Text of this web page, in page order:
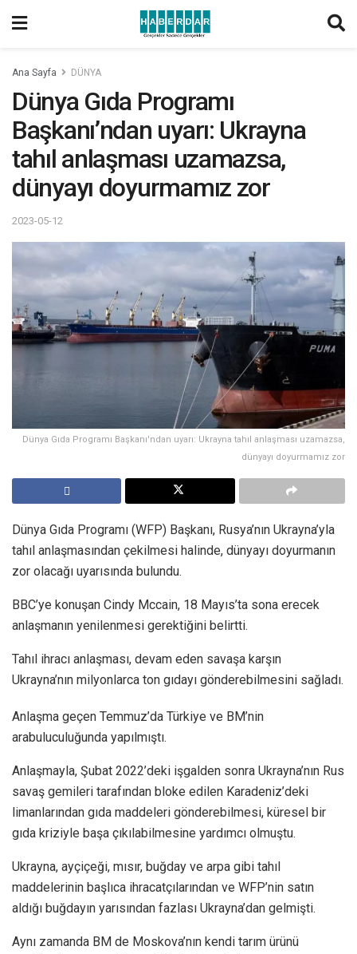
Ana Sayfa DÜNYA
Dünya Gıda Programı
Başkanı’ndan uyarı: Ukrayna
tahıl anlaşması uzamazsa,
dünyayı doyurmamız zor
2023-05-12
Dünya Gıda Programı Başkanı'ndan uyarı: Ukrayna tahıl anlaşması uzamazsa,
dünyayı doyurmamız zor
Dünya Gıda Programı (WFP) Başkanı, Rusya’nın Ukrayna’yla
tahıl anlaşmasından çekilmesi halinde, dünyayı doyurmanın
zor olacağı uyarısında bulundu.
BBC’ye konuşan Cindy Mccain, 18 Mayıs’ta sona erecek
anlaşmanın yenilenmesi gerektiğini belirtti.
Tahıl ihracı anlaşması, devam eden savaşa karşın
Ukrayna’nın milyonlarca ton gıdayı gönderebilmesini sağladı.
Anlaşma geçen Temmuz’da Türkiye ve BM’nin
arabuluculuğunda yapılmıştı.
Anlaşmayla, Şubat 2022’deki işgalden sonra Ukrayna’nın Rus
savaş gemileri tarafından bloke edilen Karadeniz’deki
limanlarından gıda maddeleri gönderebilmesi, küresel bir
gıda kriziyle başa çıkılabilmesine yardımcı olmuştu.
Ukrayna, ayçiçeği, mısır, buğday ve arpa gibi tahıl
maddelerinin başlıca ihracatçılarından ve WFP’nin satın
aldığı buğdayın yarısından fazlası Ukrayna’dan gelmişti.
Aynı zamanda BM de Moskova’nın kendi tarım ürünü